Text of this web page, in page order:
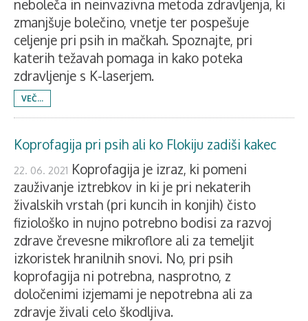
neboleča in neinvazivna metoda zdravljenja, ki
zmanjšuje bolečino, vnetje ter pospešuje
celjenje pri psih in mačkah. Spoznajte, pri
katerih težavah pomaga in kako poteka
zdravljenje s K-laserjem.
VEČ...
Koprofagija pri psih ali ko Flokiju zadiši kakec
22. 06. 2021 Koprofagija je izraz, ki pomeni
zauživanje iztrebkov in ki je pri nekaterih
živalskih vrstah (pri kuncih in konjih) čisto
fiziološko in nujno potrebno bodisi za razvoj
zdrave črevesne mikroflore ali za temeljit
izkoristek hranilnih snovi. No, pri psih
koprofagija ni potrebna, nasprotno, z
določenimi izjemami je nepotrebna ali za
zdravje živali celo škodljiva.